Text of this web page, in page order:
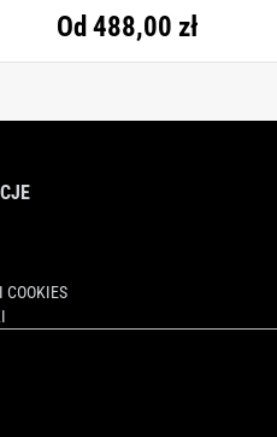
Od 488,00 zł
COOKIES